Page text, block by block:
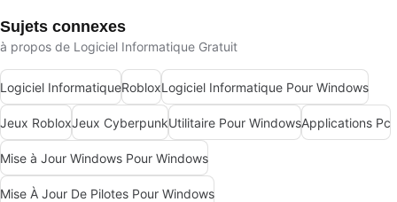
Sujets connexes
à propos de Logiciel Informatique Gratuit
Logiciel InformatiqueRobloxLogiciel Informatique Pour Windows
Jeux RobloxJeux CyberpunkUtilitaire Pour WindowsApplications Pc
Mise à Jour Windows Pour Windows
Mise À Jour De Pilotes Pour Windows